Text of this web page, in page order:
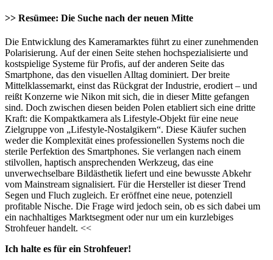
>> Resümee: Die Suche nach der neuen Mitte
Die Entwicklung des Kameramarktes führt zu einer zunehmenden
Polarisierung. Auf der einen Seite stehen hochspezialisierte und
kostspielige Systeme für Profis, auf der anderen Seite das
Smartphone, das den visuellen Alltag dominiert. Der breite
Mittelklassemarkt, einst das Rückgrat der Industrie, erodiert – und
reißt Konzerne wie Nikon mit sich, die in dieser Mitte gefangen
sind. Doch zwischen diesen beiden Polen etabliert sich eine dritte
Kraft: die Kompaktkamera als Lifestyle-Objekt für eine neue
Zielgruppe von „Lifestyle-Nostalgikern“. Diese Käufer suchen
weder die Komplexität eines professionellen Systems noch die
sterile Perfektion des Smartphones. Sie verlangen nach einem
stilvollen, haptisch ansprechenden Werkzeug, das eine
unverwechselbare Bildästhetik liefert und eine bewusste Abkehr
vom Mainstream signalisiert. Für die Hersteller ist dieser Trend
Segen und Fluch zugleich. Er eröffnet eine neue, potenziell
profitable Nische. Die Frage wird jedoch sein, ob es sich dabei um
ein nachhaltiges Marktsegment oder nur um ein kurzlebiges
Strohfeuer handelt. <<
Ich halte es für ein Strohfeuer!